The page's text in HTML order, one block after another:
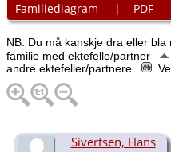
Familiediagram | PDF
NB: Du må kanskje dra eller bla
familie med ektefelle/partner
andre ektefeller/partnere
Sivertsen, Hans